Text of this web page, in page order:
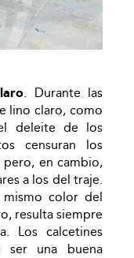
. Durante las
lino claro, como
deleite de los
censuran los
pero, en cambio,
a los del traje.
color del
resulta siempre
Los calcetines
ser una buena